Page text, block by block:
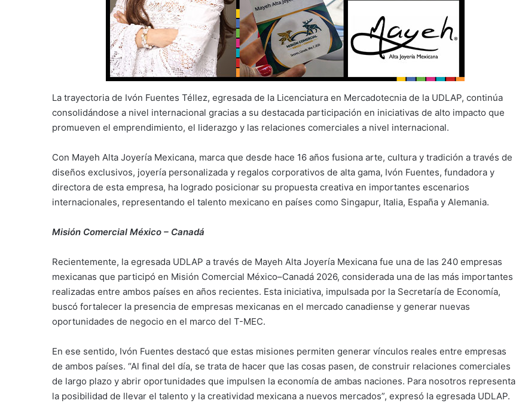
La trayectoria de Ivón Fuentes Téllez, egresada de la Licenciatura en Mercadotecnia de la UDLAP, continúa
consolidándose a nivel internacional gracias a su destacada participación en iniciativas de alto impacto que
promueven el emprendimiento, el liderazgo y las relaciones comerciales a nivel internacional.
Con Mayeh Alta Joyería Mexicana, marca que desde hace 16 años fusiona arte, cultura y tradición a través de
diseños exclusivos, joyería personalizada y regalos corporativos de alta gama, Ivón Fuentes, fundadora y
directora de esta empresa, ha logrado posicionar su propuesta creativa en importantes escenarios
internacionales, representando el talento mexicano en países como Singapur, Italia, España y Alemania.
Misión Comercial México – Canadá
Recientemente, la egresada UDLAP a través de Mayeh Alta Joyería Mexicana fue una de las 240 empresas
mexicanas que participó en Misión Comercial México–Canadá 2026, considerada una de las más importantes
realizadas entre ambos países en años recientes. Esta iniciativa, impulsada por la Secretaría de Economía,
buscó fortalecer la presencia de empresas mexicanas en el mercado canadiense y generar nuevas
oportunidades de negocio en el marco del T-MEC.
En ese sentido, Ivón Fuentes destacó que estas misiones permiten generar vínculos reales entre empresas
de ambos países. “Al final del día, se trata de hacer que las cosas pasen, de construir relaciones comerciales
de largo plazo y abrir oportunidades que impulsen la economía de ambas naciones. Para nosotros representa
la posibilidad de llevar el talento y la creatividad mexicana a nuevos mercados”, expresó la egresada UDLAP.